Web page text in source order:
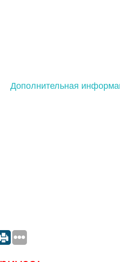
Дополнительная